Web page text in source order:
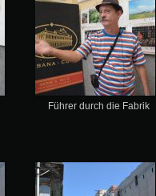
Führer durch die Fabrik